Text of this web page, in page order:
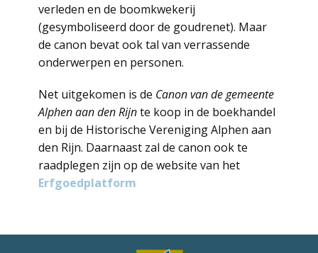
verleden en de boomkwekerij
(gesymboliseerd door de goudrenet). Maar
de canon bevat ook tal van verrassende
onderwerpen en personen.
Net uitgekomen is de Canon van de gemeente
Alphen aan den Rijnte koop in de boekhandel
en bij de Historische Vereniging Alphen aan
den Rijn. Daarnaast zal de canon ook te
raadplegen zijn op de website van het
Erfgoedplatform